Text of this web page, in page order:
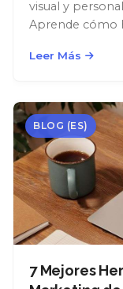
visual y
Aprende cómo
Leer Más
BLOG (ES)
7 Mejores